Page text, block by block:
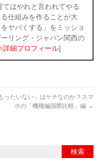
はやれと言われてやる
仕組みを作ることが大
ヤバくする」をミッショ
リング・ジャパン関西の
細プロフィール]
もったいない」はケチなのか？スマ
ホの「機種編国際比較」編 →